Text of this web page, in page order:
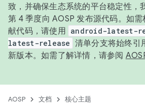
致，并确保生态系统的平台稳定性，
第 4 季度向 AOSP 发布源代码。如
献代码，请使用 android-latest-
latest-release 清单分支将始终引
新版本。如需了解详情，请参阅
AOSP 文档 核心主题